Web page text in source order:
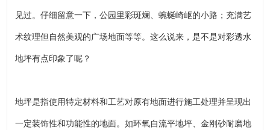
见过。仔细留意一下，公园里彩斑斓、蜿蜒崎岖的小路；充满艺
术纹理但自然美观的广场地面等等。这么说来，是不是对彩透水
地坪有点印象了呢？
地坪是指使用特定材料和工艺对原有地面进行施工处理并呈现出
一定装饰性和功能性的地面。如环氧自流平地坪、金刚砂耐磨地